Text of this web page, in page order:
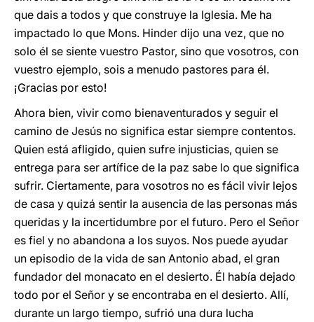
que dais a todos y que construye la Iglesia. Me ha
impactado lo que Mons. Hinder dijo una vez, que no
solo él se siente vuestro Pastor, sino que vosotros, con
vuestro ejemplo, sois a menudo pastores para él.
¡Gracias por esto!
Ahora bien, vivir como bienaventurados y seguir el
camino de Jesús no significa estar siempre contentos.
Quien está afligido, quien sufre injusticias, quien se
entrega para ser artífice de la paz sabe lo que significa
sufrir. Ciertamente, para vosotros no es fácil vivir lejos
de casa y quizá sentir la ausencia de las personas más
queridas y la incertidumbre por el futuro. Pero el Señor
es fiel y no abandona a los suyos. Nos puede ayudar
un episodio de la vida de san Antonio abad, el gran
fundador del monacato en el desierto. Él había dejado
todo por el Señor y se encontraba en el desierto. Allí,
durante un largo tiempo, sufrió una dura lucha